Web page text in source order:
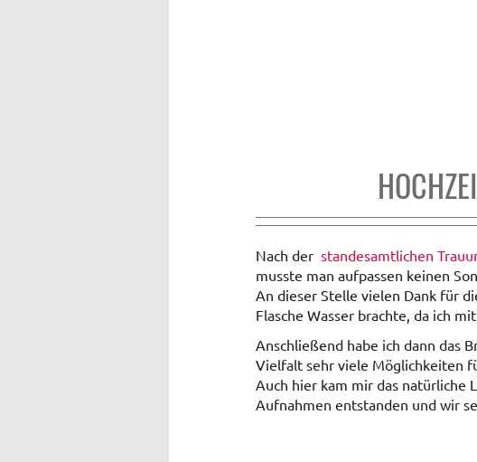
Nach der standesamtlichen
musste man aufpassen keinen
An dieser Stelle vielen Dank für
Flasche Wasser brachte, da ich
Anschließend habe ich dann das
Vielfalt sehr viele Möglichkeiten
Auch hier kam mir das natürliche
Aufnahmen entstanden und wir